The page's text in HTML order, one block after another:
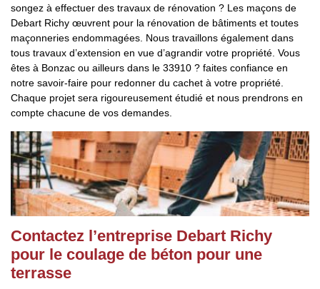
songez à effectuer des travaux de rénovation ? Les maçons de
Debart Richy œuvrent pour la rénovation de bâtiments et toutes
maçonneries endommagées. Nous travaillons également dans
tous travaux d’extension en vue d’agrandir votre propriété. Vous
êtes à Bonzac ou ailleurs dans le 33910 ? faites confiance en
notre savoir-faire pour redonner du cachet à votre propriété.
Chaque projet sera rigoureusement étudié et nous prendrons en
compte chacune de vos demandes.
Contactez l’entreprise Debart Richy
pour le coulage de béton pour une
terrasse